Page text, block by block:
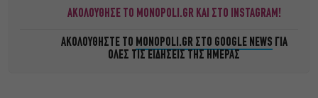
ΑΚΟΛΟΥΘΗΣΕ ΤΟ MONOPOLI.GR ΚΑΙ ΣΤΟ INSTAGRAM!
ΑΚΟΛΟΥΘΗΣΤΕ ΤΟ MONOPOLI.GR ΣΤΟ GOOGLE NEWS ΓΙΑ
ΟΛΕΣ ΤΙΣ ΕΙΔΗΣΕΙΣ ΤΗΣ ΗΜΕΡΑΣ